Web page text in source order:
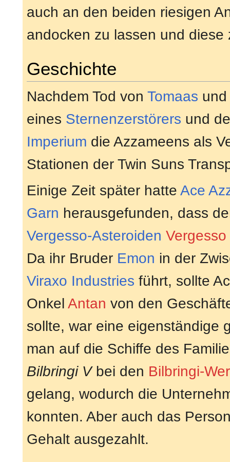
auch an den beiden riesigen
andocken zu lassen und diese
Geschichte
Nachdem Tod von Tomaas
eines Sternenzerstörers und
Imperium die Azzameens als
Stationen der Twin Suns
Einige Zeit später hatte Ace
Garn herausgefunden, dass
Vergesso-Asteroiden
Da ihr Bruder Emon in der
Viraxo Industries führt, sollte
Onkel Antan von den
sollte, war eine eigenständige
man auf die Schiffe des
Bilbringi Vbei den Bilbringi-
gelang, wodurch die
konnten. Aber auch das
Gehalt ausgezahlt.